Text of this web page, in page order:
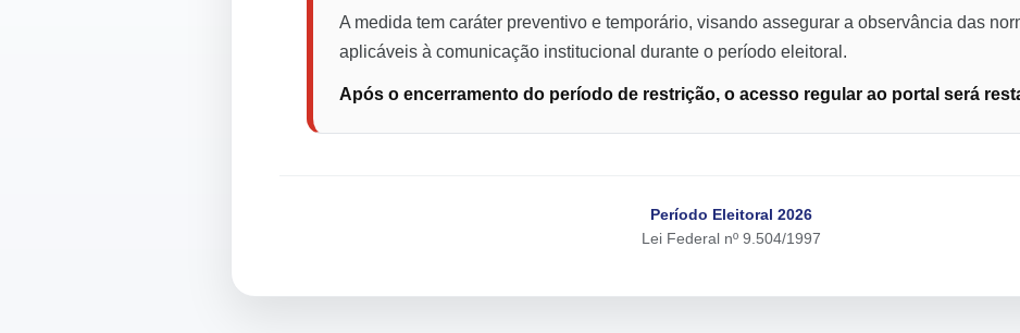
A medida tem caráter preventivo e temporário, visando assegurar a observância das
aplicáveis à comunicação institucional durante o período eleitoral.
Após o encerramento do período de restrição, o acesso regular ao portal será
Período Eleitoral 2026
Lei Federal nº 9.504/1997